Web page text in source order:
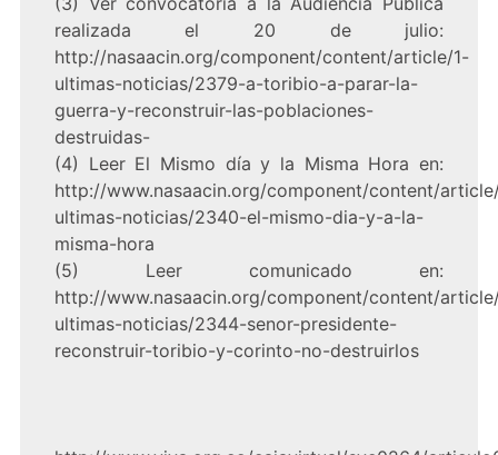
realizada el 20 de julio:
http://nasaacin.org/component/content/article/1-
ultimas-noticias/2379-a-toribio-a-parar-la-
guerra-y-reconstruir-las-poblaciones-
destruidas-
(4) Leer El Mismo día y la Misma Hora en:
http://www.nasaacin.org/component/content/
ultimas-noticias/2340-el-mismo-dia-y-a-la-
misma-hora
(5) Leer comunicado en:
http://www.nasaacin.org/component/content/
ultimas-noticias/2344-senor-presidente-
reconstruir-toribio-y-corinto-no-destruirlos